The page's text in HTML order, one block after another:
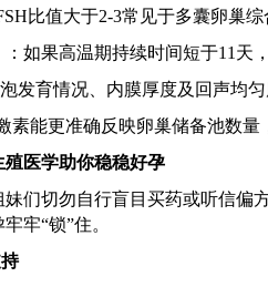
比值大于2-3常见于多囊卵巢
如果高温期持续时间短于11天
发育情况、内膜厚度及回声均
素能更准确反映卵巢储备池数
殖医学助你稳稳好孕
们切勿自行盲目买药或听信偏
牢牢“锁”住。